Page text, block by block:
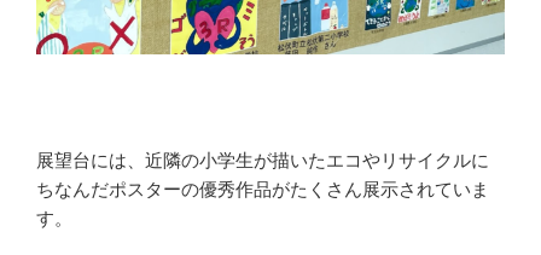
展望台には、近隣の小学生が描いたエコやリサイクルに
ちなんだポスターの優秀作品がたくさん展示されていま
す。